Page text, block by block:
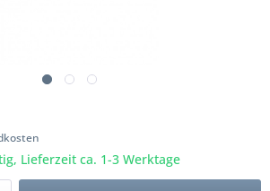
Lieferzeit ca. 1-3 Werktage